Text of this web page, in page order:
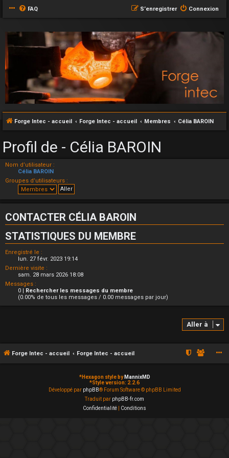
FAQ Connexion
S’enregistrer
Forge Intec - accueil Forge Intec - accueil Membres Célia BAROIN
Profil de - Célia BAROIN
Nom d’utilisateur :
Célia BAROIN
Groupes d’utilisateurs :
CONTACTER CÉLIA BAROIN
STATISTIQUES DU MEMBRE
Enregistré le :
lun. 27 févr. 2023 19:14
Dernière visite :
sam. 28 mars 2026 18:08
Messages :
0 | Rechercher les messages du membre
(0.00% de tous les messages / 0.00 messages par jour)
Aller à
Forge Intec - accueil Forge Intec - accueil
*Hexagon style by MannixMD
*Style version: 2.2.6
Développé par phpBB® Forum Software © phpBB Limited
Traduit par phpBB-fr.com
Confidentialité
Conditions